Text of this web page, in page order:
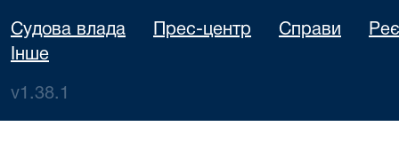
Судова влада Прес-центр Справи
Інше
v1.38.1